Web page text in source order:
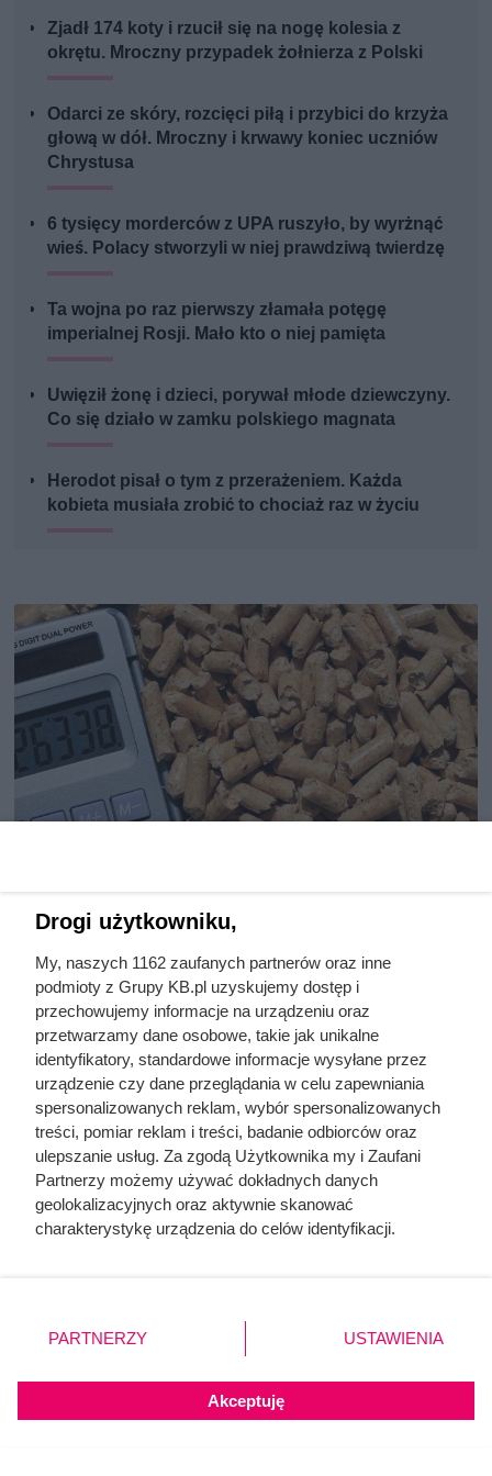
Zjadł 174 koty i rzucił się na nogę kolesia z
okrętu. Mroczny przypadek żołnierza z Polski
Odarci ze skóry, rozcięci piłą i przybici do krzyża
głową w dół. Mroczny i krwawy koniec uczniów
Chrystusa
6 tysięcy morderców z UPA ruszyło, by wyrżnąć
wieś. Polacy stworzyli w niej prawdziwą twierdzę
Ta wojna po raz pierwszy złamała potęgę
imperialnej Rosji. Mało kto o niej pamięta
Uwięził żonę i dzieci, porywał młode dziewczyny.
Co się działo w zamku polskiego magnata
Herodot pisał o tym z przerażeniem. Każda
kobieta musiała zrobić to chociaż raz w życiu
Na ile naprawdę wystarcza
tona pelletu? Prosty
przelicznik dla domu 140 m²
Ten gatunek drewna daje
najwięcej ciepła, a Polacy
Drogi użytkowniku,
My, naszych 1162 zaufanych partnerów oraz inne
podmioty z Grupy KB.pl uzyskujemy dostęp i
przechowujemy informacje na urządzeniu oraz
przetwarzamy dane osobowe, takie jak unikalne
identyfikatory, standardowe informacje wysyłane przez
urządzenie czy dane przeglądania w celu zapewniania
spersonalizowanych reklam, wybór spersonalizowanych
treści, pomiar reklam i treści, badanie odbiorców oraz
ulepszanie usług. Za zgodą Użytkownika my i Zaufani
Partnerzy możemy używać dokładnych danych
geolokalizacyjnych oraz aktywnie skanować
charakterystykę urządzenia do celów identyfikacji.
zmienić/wycofać klikając przycisk ustawień prywatności
znajdujący się w lewym dolnym rogu strony. Niektóre
użytkownika, ale masz prawo sprzeciwić się takiemu
przetwarzaniu. Preferencje będą miały zastosowania tylko
PARTNERZY USTAWIENIA
Akceptuję